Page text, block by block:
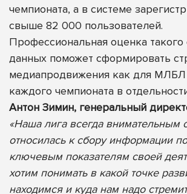
чемпионата, а в системе
свыше 82 000 пользователей.
Профессиональная оценка
данных поможет сформировать
медиапродвижения как для МЛБЛ
каждого чемпионата в
Антон Зимин, генеральный
«Наша лига всегда внимательным
относилась к сбору информации
ключевым показателям своей
хотим понимать в какой точке
находимся и куда нам надо